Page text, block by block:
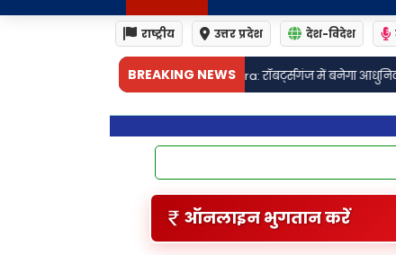
राष्ट्रीय उत्तर प्रदेश देश-विदेश
BREAKING NEWS
Sonebhadra: रॉबर्ट्सगंज में बनेगा आधुनिक वेंडर जोन, सड़क किनारे
ऑनलाइन भुगतान करें